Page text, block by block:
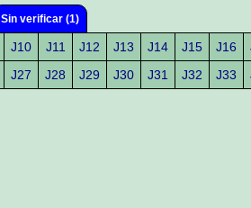
Sin verificar (1)
J10 J11 J12 J13 J14 J15 J16
J27 J28 J29 J30 J31 J32 J33